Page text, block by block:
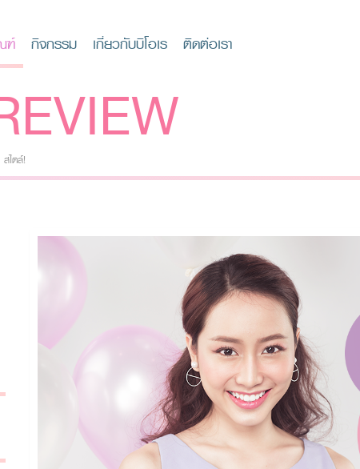
ฑ์ กิจกรรม เกี่ยวกับบิโอเร ติดต่อเรา
ไตล์!